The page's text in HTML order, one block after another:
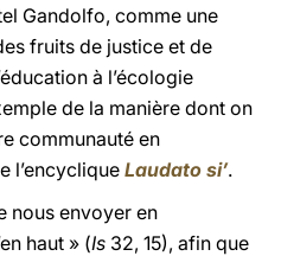
Gandolfo, comme une
fruits de justice et de
à l’écologie
de la manière dont on
communauté en
l’encyclique Laudato si’.
nous envoyer en
haut » (Is 32, 15), afin que